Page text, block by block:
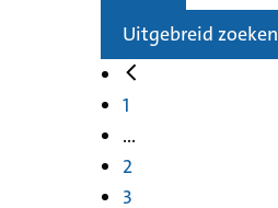
Uitgebreid zoeken
1
...
2
3